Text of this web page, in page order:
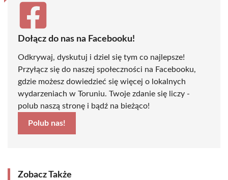
Dołącz do nas na Facebooku!
Odkrywaj, dyskutuj i dziel się tym co najlepsze!
Przyłącz się do naszej społeczności na Facebooku,
gdzie możesz dowiedzieć się więcej o lokalnych
wydarzeniach w Toruniu. Twoje zdanie się liczy -
polub naszą stronę i bądź na bieżąco!
Polub nas!
Zobacz Także